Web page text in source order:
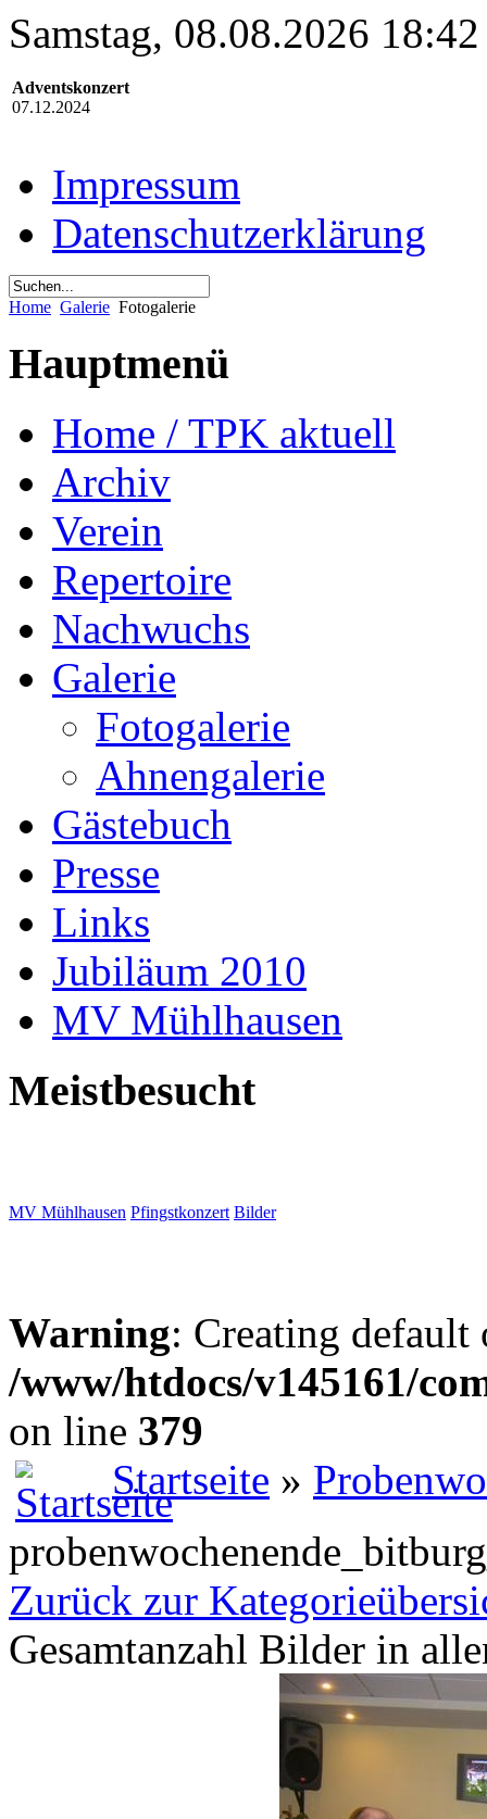
Samstag, 08.08.2026 18:42
Adventskonzert
07.12.2024
Impressum
Datenschutzerklärung
Home Galerie Fotogalerie
Hauptmenü
Home / TPK aktuell
Archiv
Verein
Repertoire
Nachwuchs
Galerie
Fotogalerie
Ahnengalerie
Gästebuch
Presse
Links
Jubiläum 2010
MV Mühlhausen
Meistbesucht
MV Mühlhausen Pfingstkonzert Bilder
Warning: Creating
/www/htdocs/v145161/
on line 379
Startseite »
Zurück zur
Gesamtanzahl Bilder in